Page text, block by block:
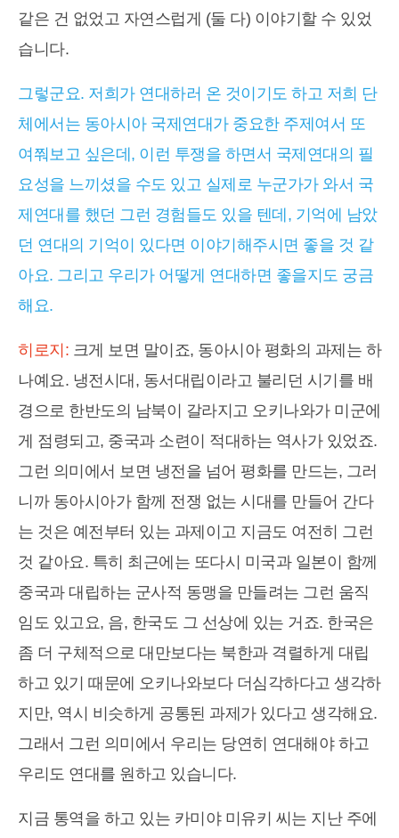
같은 건 없었고 자연스럽게 (둘 다) 이야기할 수 있었
습니다.
그렇군요. 저희가 연대하러 온 것이기도 하고 저희 단
체에서는 동아시아 국제연대가 중요한 주제여서 또
여쭤보고 싶은데, 이런 투쟁을 하면서 국제연대의 필
요성을 느끼셨을 수도 있고 실제로 누군가가 와서 국
제연대를 했던 그런 경험들도 있을 텐데, 기억에 남았
던 연대의 기억이 있다면 이야기해주시면 좋을 것 같
아요. 그리고 우리가 어떻게 연대하면 좋을지도 궁금
해요.
히로지: 크게 보면 말이죠, 동아시아 평화의 과제는 하
나예요. 냉전시대, 동서대립이라고 불리던 시기를 배
경으로 한반도의 남북이 갈라지고 오키나와가 미군에
게 점령되고, 중국과 소련이 적대하는 역사가 있었죠.
그런 의미에서 보면 냉전을 넘어 평화를 만드는, 그러
니까 동아시아가 함께 전쟁 없는 시대를 만들어 간다
는 것은 예전부터 있는 과제이고 지금도 여전히 그런
것 같아요. 특히 최근에는 또다시 미국과 일본이 함께
중국과 대립하는 군사적 동맹을 만들려는 그런 움직
임도 있고요, 음, 한국도 그 선상에 있는 거죠. 한국은
좀 더 구체적으로 대만보다는 북한과 격렬하게 대립
하고 있기 때문에 오키나와보다 더심각하다고 생각하
지만, 역시 비슷하게 공통된 과제가 있다고 생각해요.
그래서 그런 의미에서 우리는 당연히 연대해야 하고
우리도 연대를 원하고 있습니다.
지금 통역을 하고 있는 카미야 미유키 씨는 지난 주에